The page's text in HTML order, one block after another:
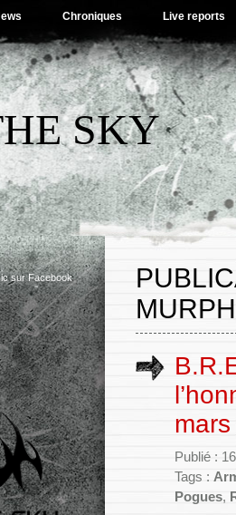
Chroniques Live reports
SKY
sur Facebook
Publié :
Tags :
Pogues,